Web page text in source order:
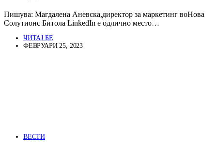
Пишува: Магдалена Аневска,директор за маркетинг воНова
Солутионс Битола LinkedIn е одлично место…
ЧИТАЈ БЕ
ФЕВРУАРИ 25, 2023
ВЕСТИ